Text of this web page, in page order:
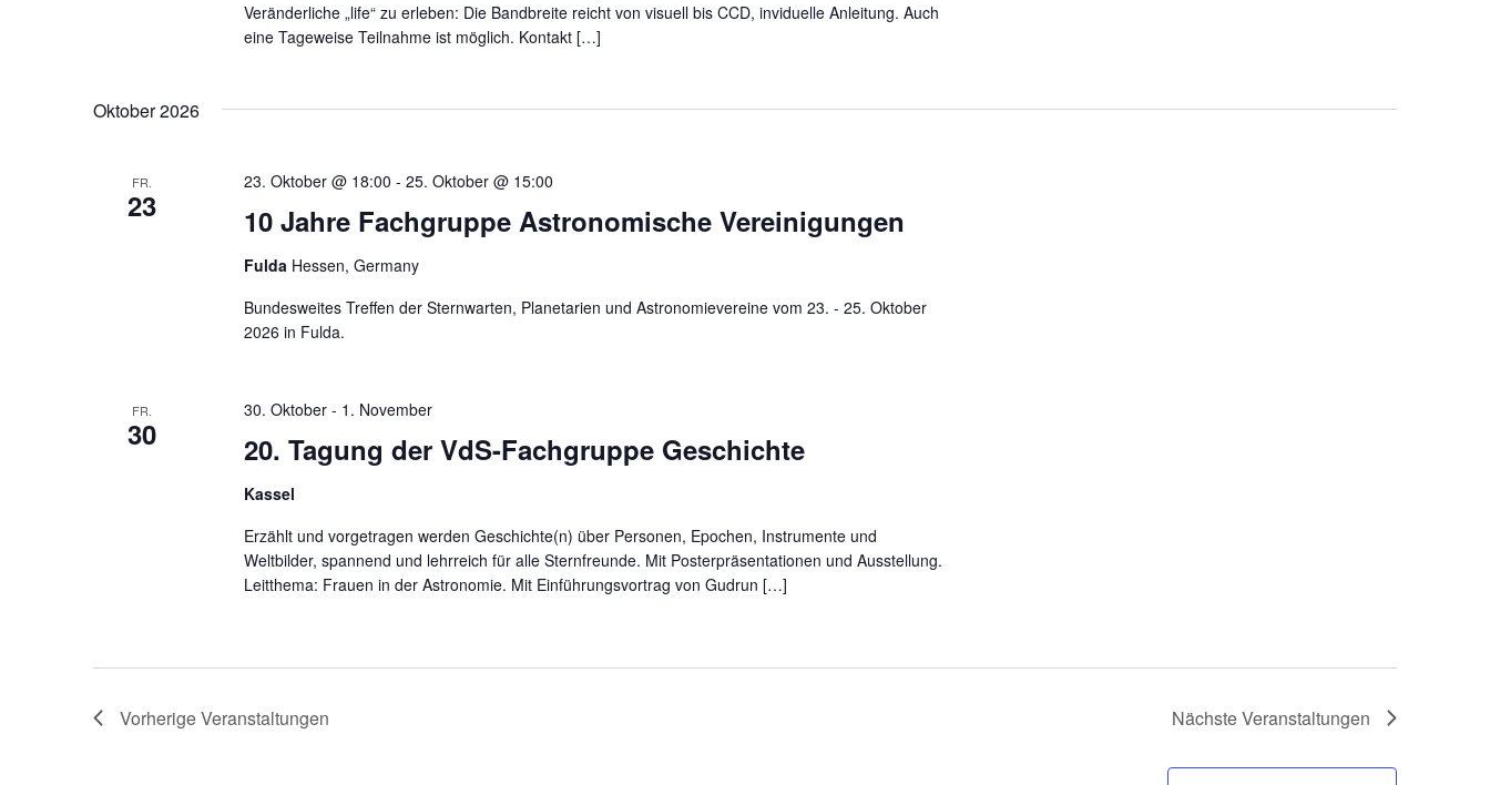
Veränderliche „life“ zu erleben: Die Bandbreite reicht von visuell bis CCD, inviduelle Anleitung. Auch
eine Tageweise Teilnahme ist möglich. Kontakt […]
Oktober 2026
FR.
23 10 Jahre Fachgruppe Astronomische Vereinigungen
23. Oktober @ 18:00 - 25. Oktober @ 15:00
Fulda Hessen, Germany
Bundesweites Treffen der Sternwarten, Planetarien und Astronomievereine vom 23. - 25. Oktober
2026 in Fulda.
FR.
30 20. Tagung der VdS-Fachgruppe Geschichte
30. Oktober- 1. November
Kassel
Erzählt und vorgetragen werden Geschichte(n) über Personen, Epochen, Instrumente und
Weltbilder, spannend und lehrreich für alle Sternfreunde. Mit Posterpräsentationen und Ausstellung.
Leitthema: Frauen in der Astronomie. Mit Einführungsvortrag von Gudrun […]
VorherigeVeranstaltungen NächsteVeranstaltungen